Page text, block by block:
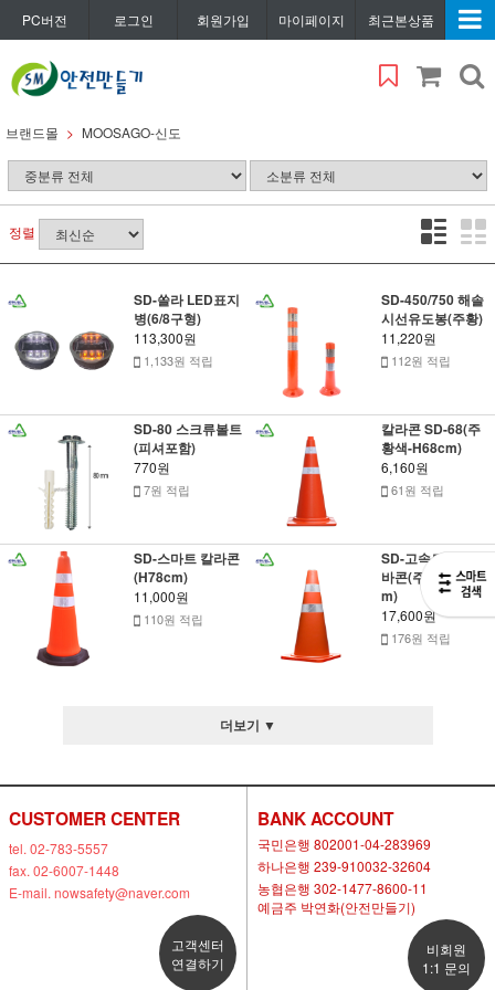
PC버전 로그인 회원가입 마이페이지 최근본상품
브랜드몰 MOOSAGO-신도
정렬
SD-쏠라 LED표지
병(6/8구형)
113,300원
1,133원 적립
SD-450/750 해솔
시선유도봉(주황)
11,220원
112원 적립
SD-80 스크류볼트
(피셔포함)
770원
7원 적립
칼라콘 SD-68(주
황색-H68cm)
6,160원
61원 적립
SD-스마트 칼라콘
(H78cm)
11,000원
110원 적립
SD-고속도로용 라
바콘(주황 H75c
m)
17,600원
176원 적립
더보기 ▼
CUSTOMER CENTER
tel. 02-783-5557
fax. 02-6007-1448
E-mail. nowsafety@naver.com
고객센터
연결하기
BANK ACCOUNT
국민은행 802001-04-283969
하나은행 239-910032-32604
농협은행 302-1477-8600-11
예금주 박연화(안전만들기)
비회원
1:1 문의